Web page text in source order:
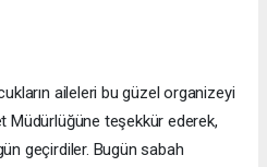
aileleri bu güzel organizeyi
Müdürlüğüne teşekkür ederek,
geçirdiler. Bugün sabah